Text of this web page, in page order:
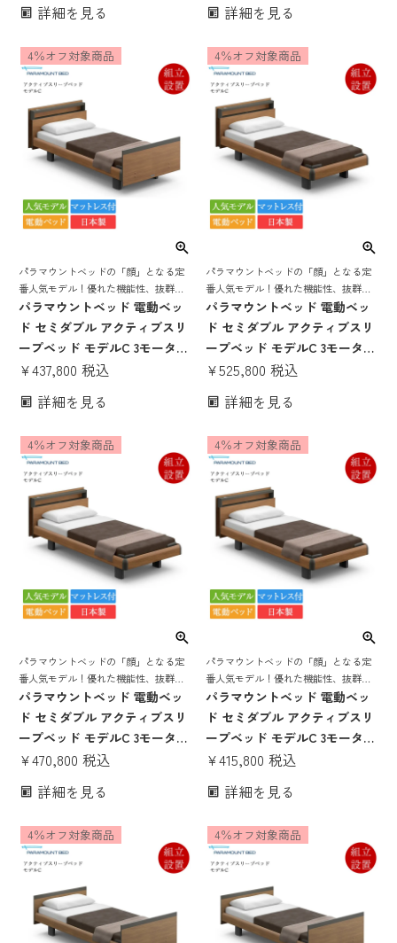
チ アクティブスリープマット
品 Active Sleep Bed マットレ
ス付き 介護ベッド
詳細を見る
チ アクティブスリープマット
品 Active Sleep Bed マットレ
ス付き 介護ベッド
詳細を見る
パラマウントベッドの「顔」となる定
番人気モデル！優れた機能性、抜群の
寝心地を誇る 電動リクライニングベッ
ド
パラマウントベッド 電動ベッ
ド セミダブル アクティブスリ
ープベッド モデルC 3モーター
キューブボード ヨーロピアン
チ アクティブスリープマット
品 Active Sleep Bed マットレ
ス付き 介護ベッド
4％オフ対象商品
¥437,800 税込
詳細を見る
パラマウントベッドの「顔」となる定
番人気モデル！優れた機能性、抜群の
寝心地を誇る 電動リクライニングベッ
ド
パラマウントベッド 電動ベッ
ド セミダブル アクティブスリ
ープベッド モデルC 3モーター
キューブボード ハリウッドス
アクティブスリープマットレ
Active Sleep Bed マットレス
付き 介護ベッド
4％オフ対象商品
¥525,800 税込
詳細を見る
パラマウントベッドの「顔」となる定
番人気モデル！優れた機能性、抜群の
寝心地を誇る 電動リクライニングベッ
ド
パラマウントベッド 電動ベッ
ド セミダブル アクティブスリ
ープベッド モデルC 3モーター
キューブボード ハリウッドス
アクティブスリープマットレ
Active Sleep Bed マットレス
付き 介護ベッド
4％オフ対象商品
¥470,800 税込
詳細を見る
パラマウントベッドの「顔」となる定
番人気モデル！優れた機能性、抜群の
寝心地を誇る 電動リクライニングベッ
ド
パラマウントベッド 電動ベッ
ド セミダブル アクティブスリ
ープベッド モデルC 3モーター
キューブボード ハリウッドス
アクティブスリープマットレ
Active Sleep Bed マットレス
付き 介護ベッド
4％オフ対象商品
¥415,800 税込
詳細を見る
4％オフ対象商品 4％オフ対象商品